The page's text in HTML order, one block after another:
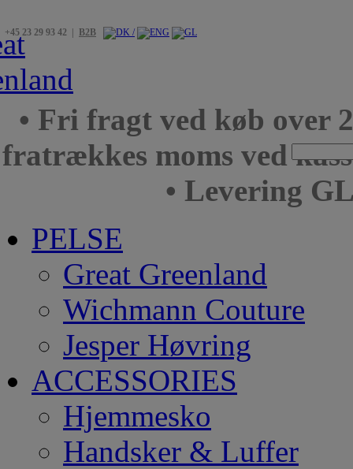
+45 23 29 93 42 | B2B
• Fri fragt ved køb over
fratrækkes moms ved
• Levering
PELSE
Great Greenland
Wichmann Couture
Jesper Høvring
ACCESSORIES
Hjemmesko
Handsker & Luffer